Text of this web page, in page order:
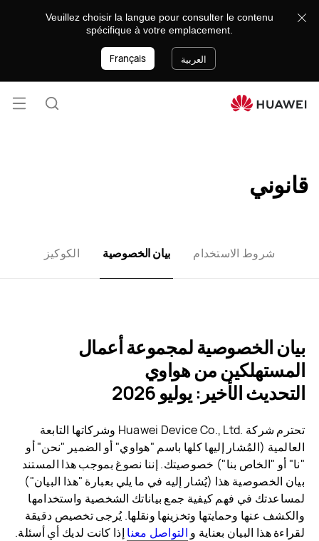
الخصوصية
هواوي
Veuillez choisir la langue pour consulter le contenu
spécifique à votre emplacement.
العربية Français
فتح
قانوني
شروط الاستخدام بيان الخصوصية الكوكيز
بيان الخصوصية لمجموعة أعمال
المستهلكين من هواوي
التحديث الأخير: يوليو 2026
تحترم شركة Huawei Device Co., Ltd.‎ وشركاتها التابعة
العالمية (المُشار إليها كلها باسم "هواوي" أو الضمير "نحن" أو
"نا" أو "الخاص بنا") خصوصيتك. إننا نصوغ بموجب هذا المستند
بيان الخصوصية هذا (يُشار إليه في ما يلي بعبارة "هذا البيان")
لمساعدتك في فهم كيفية جمع بياناتك الشخصية واستخدامها
والكشف عنها وحمايتها وتخزينها ونقلها. يُرجى تخصيص دقيقة
لقراءة هذا البيان بعناية و التواصل معنا إذا كانت لديك أي أسئلة.